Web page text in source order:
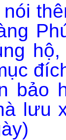
bảo
lưu